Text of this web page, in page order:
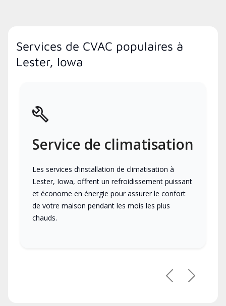
Services de CVAC populaires à
Lester, Iowa
Service de climatisation
Les services d’installation de climatisation à
Lester, Iowa, offrent un refroidissement puissant
et économe en énergie pour assurer le confort
de votre maison pendant les mois les plus
chauds.
PrécédentSuivant